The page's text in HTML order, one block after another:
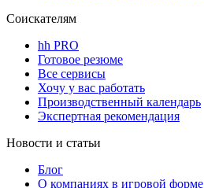
Соискателям
hh PRO
Готовое резюме
Все сервисы
Хочу у вас работать
Производственный календарь
Экспертная рекомендация
Новости и статьи
Блог
О компаниях в игровой форме